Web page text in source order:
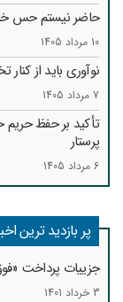
حاضر نیستم حس
10 مرداد 1405
نوآوری باید از کنار
7 مرداد 1405
تأکید بر حفظ
پرستار
6 مرداد 1405
پر بازدید ترین
جزییات پرداخت
3 خرداد 1401